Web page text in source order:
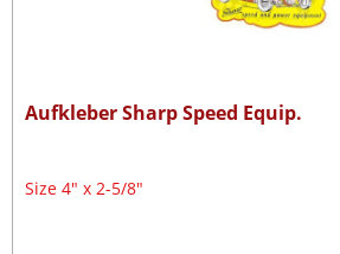
Aufkleber Sharp Speed Equip.
Size 4" x 2-5/8"